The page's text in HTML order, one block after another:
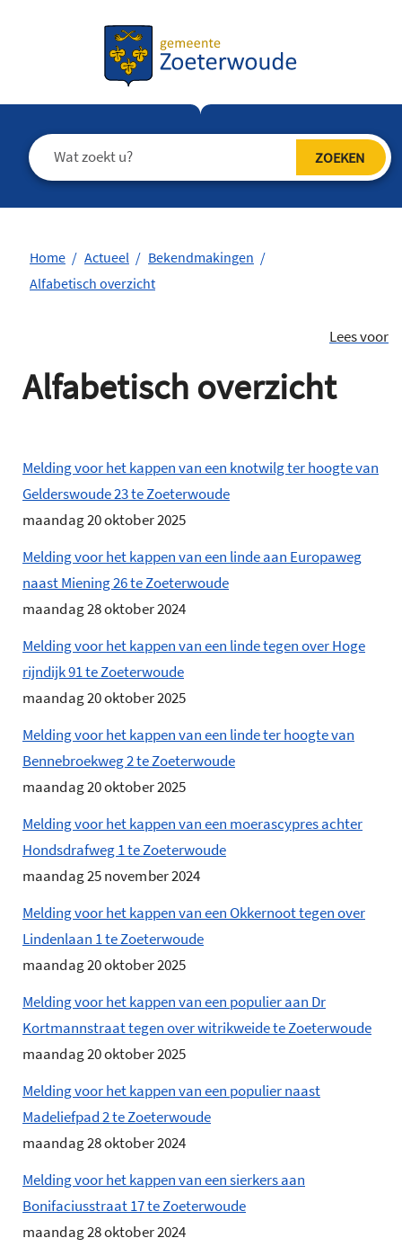
Home Actueel
Bekendmakingen
Alfabetisch overzicht
Lees voor
Alfabetisch overzicht
Melding voor het kappen van een knotwilg ter hoogte van
Gelderswoude 23 te Zoeterwoude
maandag 20 oktober 2025
Melding voor het kappen van een linde aan Europaweg
naast Miening 26 te Zoeterwoude
maandag 28 oktober 2024
Melding voor het kappen van een linde tegen over Hoge
rijndijk 91 te Zoeterwoude
maandag 20 oktober 2025
Melding voor het kappen van een linde ter hoogte van
Bennebroekweg 2 te Zoeterwoude
maandag 20 oktober 2025
Melding voor het kappen van een moerascypres achter
Hondsdrafweg 1 te Zoeterwoude
maandag 25 november 2024
Melding voor het kappen van een Okkernoot tegen over
Lindenlaan 1 te Zoeterwoude
maandag 20 oktober 2025
Melding voor het kappen van een populier aan Dr
Kortmannstraat tegen over witrikweide te Zoeterwoude
maandag 20 oktober 2025
Melding voor het kappen van een populier naast
Madeliefpad 2 te Zoeterwoude
maandag 28 oktober 2024
Melding voor het kappen van een sierkers aan
Bonifaciusstraat 17 te Zoeterwoude
maandag 28 oktober 2024